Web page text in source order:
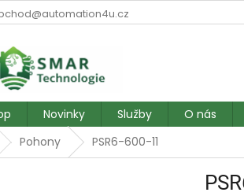
Novinky Služby O nás
Pohony PSR6-600-11